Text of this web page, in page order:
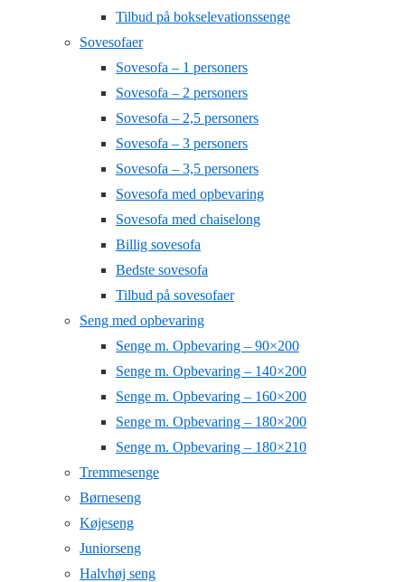
Tilbud på bokselevationssenge
Sovesofaer
Sovesofa – 1 personers
Sovesofa – 2 personers
Sovesofa – 2,5 personers
Sovesofa – 3 personers
Sovesofa – 3,5 personers
Sovesofa med opbevaring
Sovesofa med chaiselong
Billig sovesofa
Bedste sovesofa
Tilbud på sovesofaer
Seng med opbevaring
Senge m. Opbevaring – 90×200
Senge m. Opbevaring – 140×200
Senge m. Opbevaring – 160×200
Senge m. Opbevaring – 180×200
Senge m. Opbevaring – 180×210
Tremmesenge
Børneseng
Køjeseng
Juniorseng
Halvhøj seng